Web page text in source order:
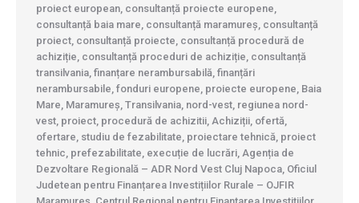
proiect european, consultanță proiecte europene,
consultanță baia mare, consultanță maramureș, consultanță
proiect, consultanță proiecte, consultanță procedură de
achiziție, consultanță proceduri de achiziție, consultanță
transilvania, finanțare nerambursabilă, finanțări
nerambursabile, fonduri europene, proiecte europene, Baia
Mare, Maramureș, Transilvania, nord-vest, regiunea nord-
vest, proiect, procedură de achizitii, Achiziții, ofertă,
ofertare, studiu de fezabilitate, proiectare tehnică, proiect
tehnic, prefezabilitate, execuție de lucrări, Agenția de
Dezvoltare Regională – ADR Nord Vest Cluj Napoca, Oficiul
Judetean pentru Finanțarea Investițiilor Rurale – OJFIR